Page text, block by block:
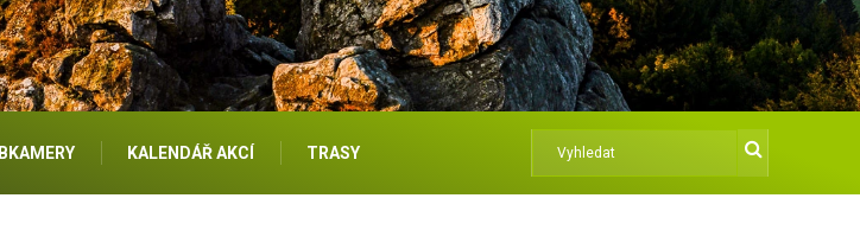
KALENDÁŘ AKCÍ TRASY